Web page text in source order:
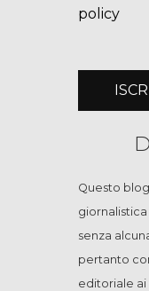
policy
Questo
senza
pertanto
editoriale ai